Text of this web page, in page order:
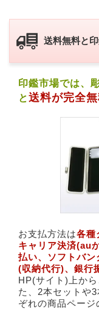
送料無料と
印鑑市場では、
と送料が完全
お支払方法は各種
キャリア決済(​au
払い、ソフトバ
(収納代行)、銀行
HP(サイト)上か
た、2本セットや
ぞれの商品ページ